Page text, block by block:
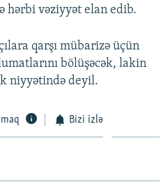
hərbi vəziyyət elan edib.
qarşı mübarizə üçün
bölüşəcək, lakin
niyyətində deyil.
Bizi izlə